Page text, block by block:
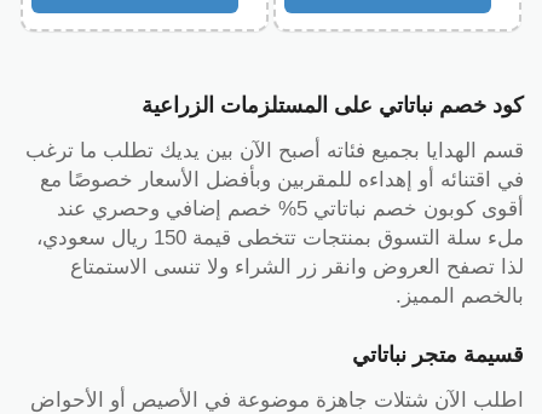
كود خصم نباتاتي على المستلزمات الزراعية
قسم الهدايا بجميع فئاته أصبح الآن بين يديك تطلب ما ترغب
في اقتنائه أو إهداءه للمقربين وبأفضل الأسعار خصوصًا مع
أقوى كوبون خصم نباتاتي 5% خصم إضافي وحصري عند
ملء سلة التسوق بمنتجات تتخطى قيمة 150 ريال سعودي،
لذا تصفح العروض وانقر زر الشراء ولا تنسى الاستمتاع
بالخصم المميز.
قسيمة متجر نباتاتي
اطلب الآن شتلات جاهزة موضوعة في الأصيص أو الأحواض